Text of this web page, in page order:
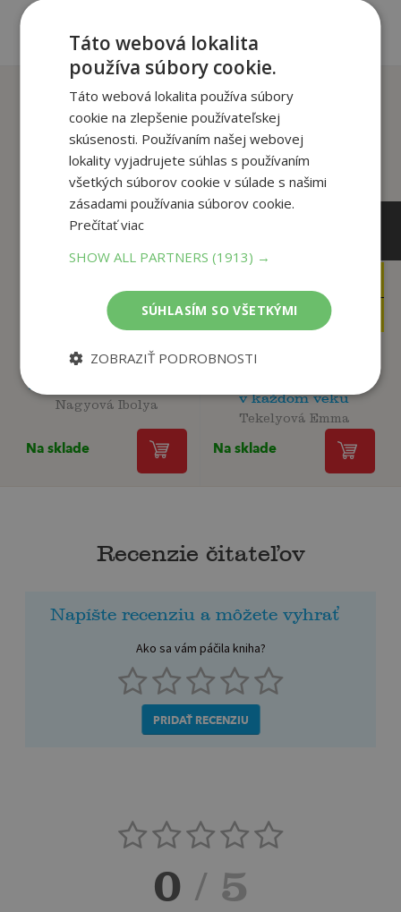
Zákazníci, ktorí si kúpili
tento titul si tiež kúpili
0,95€
Mejkap - Urob si sám
Nagyová Ibolya
Na sklade
16
Byť ženou je úžasné –
v každom veku
Tekelyová Emma
Na sklade
Recenzie čitateľov
Napíšte recenziu a môžete vyhrať
Ako sa vám páčila kniha?
PRIDAŤ RECENZIU
0 / 5
Táto webová lokalita
používa súbory cookie.
Táto webová lokalita používa súbory
cookie na zlepšenie používateľskej
skúsenosti. Používaním našej webovej
lokality vyjadrujete súhlas s používaním
všetkých súborov cookie v súlade s našimi
zásadami používania súborov cookie.
Prečítať viac
SHOW ALL PARTNERS(1913) →
SÚHLASÍM SO VŠETKÝMI
ZOBRAZIŤ PODROBNOSTI